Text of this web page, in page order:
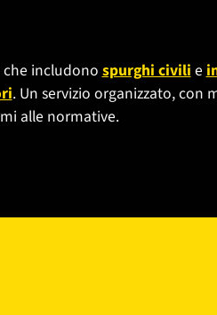
includonospurghi civilie
. Un servizio organizzato, con
alle normative.